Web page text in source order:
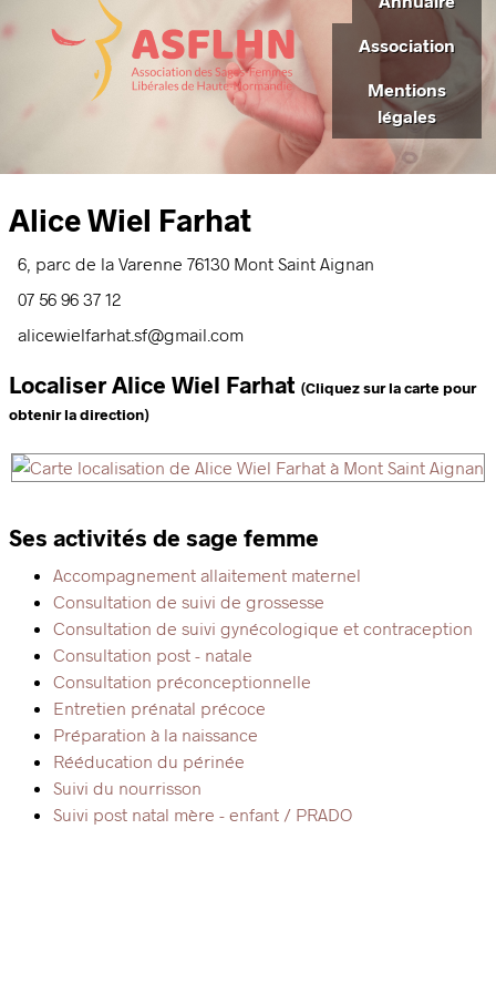
Association
Mentions
légales
Alice Wiel Farhat
6, parc de la Varenne 76130 Mont Saint Aignan
07 56 96 37 12
alicewielfarhat.sf@gmail.com
Localiser Alice Wiel Farhat (Cliquez sur la carte pour
obtenir la direction)
Ses activités de sage femme
Accompagnement allaitement maternel
Consultation de suivi de grossesse
Consultation de suivi gynécologique et contraception
Consultation post - natale
Consultation préconceptionnelle
Entretien prénatal précoce
Préparation à la naissance
Rééducation du périnée
Suivi du nourrisson
Suivi post natal mère - enfant / PRADO